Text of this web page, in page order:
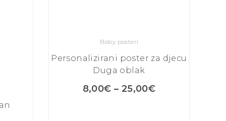
Baby posteri
Personalizirani poster za djecu
Duga oblak
8,00€ – 25,00€